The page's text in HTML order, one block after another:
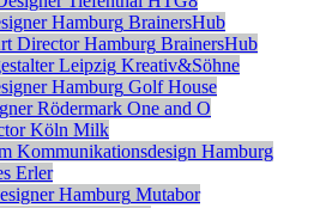
Hamburg BrainersHub
Director Hamburg BrainersHub
Leipzig Kreativ&Söhne
Hamburg Golf House
Rödermark One and O
Köln Milk
Kommunikationsdesign Hamburg
Erler
Hamburg Mutabor